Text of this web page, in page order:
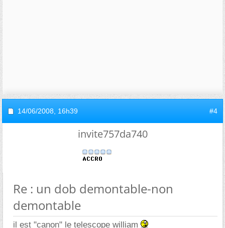
14/06/2008, 16h39 #4
invite757da740
Re : un dob demontable-non
demontable
il est "canon" le telescope william